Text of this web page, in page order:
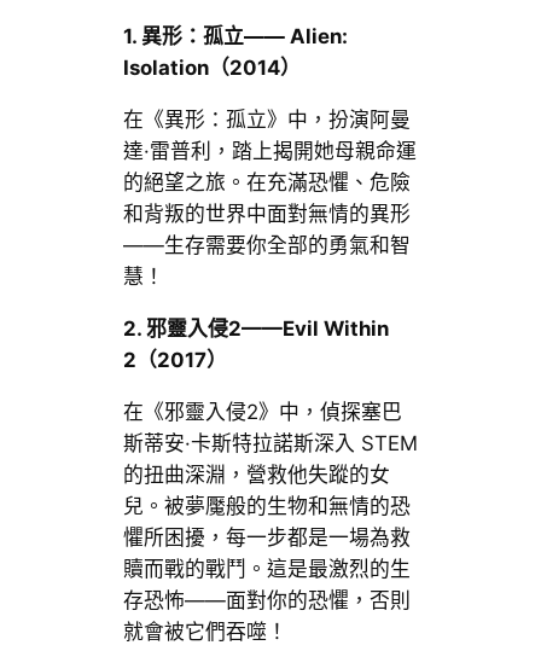
1. 異形：孤立—— Alien:
Isolation（2014）
在《異形：孤立》中，扮演阿曼
達·雷普利，踏上揭開她母親命運
的絕望之旅。在充滿恐懼、危險
和背叛的世界中面對無情的異形
——生存需要你全部的勇氣和智
慧！
2. 邪靈入侵2——Evil Within
2 （2017）
在《邪靈入侵2》中，偵探塞巴
斯蒂安·卡斯特拉諾斯深入 STEM
的扭曲深淵，營救他失蹤的女
兒。被夢魘般的生物和無情的恐
懼所困擾，每一步都是一場為救
贖而戰的戰鬥。這是最激烈的生
存恐怖——面對你的恐懼，否則
就會被它們吞噬！